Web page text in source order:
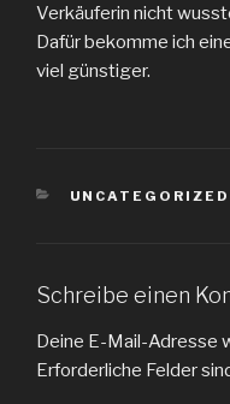
Verkäuferin nicht
Dafür bekomme ich
viel günstiger.
KATEGORIEN
UNCATEGORIZED
Schreibe einen
Deine E-Mail-Adresse
Erforderliche Felder